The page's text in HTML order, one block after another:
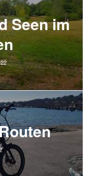
Seen im